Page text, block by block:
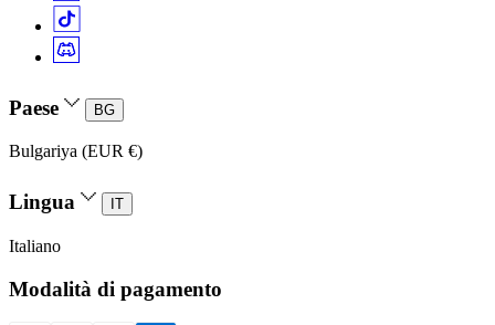
Paese BG
Bulgariya (EUR €)
Lingua IT
Italiano
Modalità di pagamento